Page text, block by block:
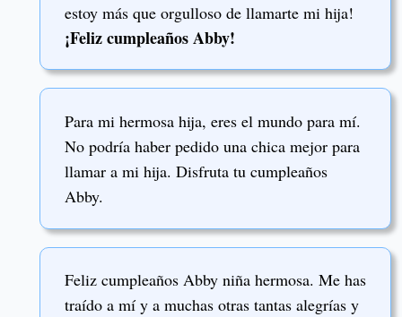
estoy más que orgulloso de llamarte mi hija!
¡Feliz cumpleaños Abby!
Para mi hermosa hija, eres el mundo para mí.
No podría haber pedido una chica mejor para
llamar a mi hija. Disfruta tu cumpleaños
Abby.
Feliz cumpleaños Abby niña hermosa. Me has
traído a mí y a muchas otras tantas alegrías y